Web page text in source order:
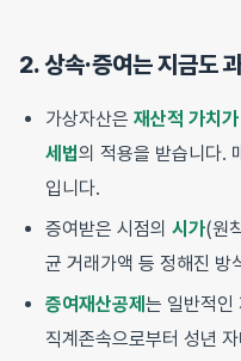
2. 상속·증여는 지금도
가상자산은 재산적 가치
세법의 적용을 받습니다.
입니다.
증여받은 시점의 시가(원
균 거래가액 등 정해진 방
증여재산공제 는 일반적
직계존속으로부터 성년